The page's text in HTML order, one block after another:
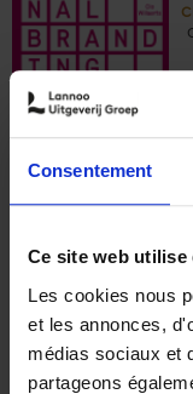
Consentement
Ce site web utilise
Les cookies nous
et les annonces,
médias sociaux et
partageons